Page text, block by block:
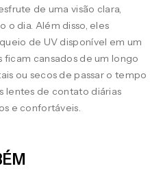
de uma visão clara,
o dia. Além disso, eles
de UV disponível em um
ficam cansados de um longo
ou secos de passar o tempo
lentes de contato diárias
e confortáveis.